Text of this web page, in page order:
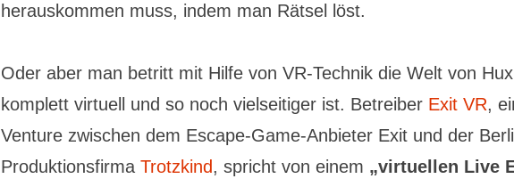
herauskommen muss, indem man Rätsel löst.
Oder aber man betritt mit Hilfe von VR-Technik die Welt von
komplett virtuell und so noch vielseitiger ist. Betreiber Exit VR,
Venture zwischen dem Escape-Game-Anbieter Exit und der
Produktionsfirma Trotzkind, spricht von einem „virtuellen Live